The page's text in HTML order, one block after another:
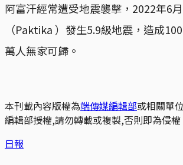
阿富汗經常遭受地震襲擊，2022年6
（Paktika ）發生5.9級地震，造成
萬人無家可歸。
本刊載內容版權為端傳媒編輯部或相關單
編輯部授權,請勿轉載或複製,否則即為侵權
日報